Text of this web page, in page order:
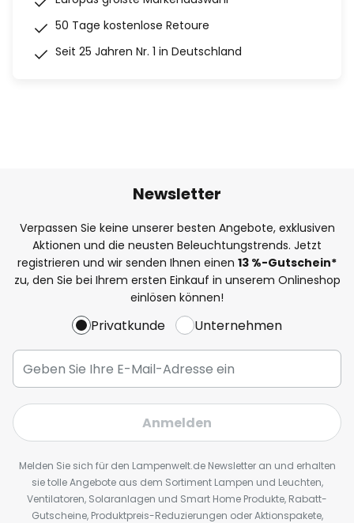
50 Tage kostenlose Retoure
Seit 25 Jahren Nr. 1 in Deutschland
Newsletter
Verpassen Sie keine unserer besten Angebote, exklusiven
Aktionen und die neusten Beleuchtungstrends. Jetzt
registrieren und wir senden Ihnen einen 13 %-Gutschein*
zu, den Sie bei Ihrem ersten Einkauf in unserem Onlineshop
einlösen können!
Privatkunde Unternehmen
Anmelden
Melden Sie sich für den Lampenwelt.de Newsletter an und erhalten
sie tolle Angebote aus dem Sortiment Lampen und Leuchten,
Ventilatoren, Solaranlagen und Smart Home Produkte, Rabatt-
Gutscheine, Produktpreis-Reduzierungen oder Aktionspakete,